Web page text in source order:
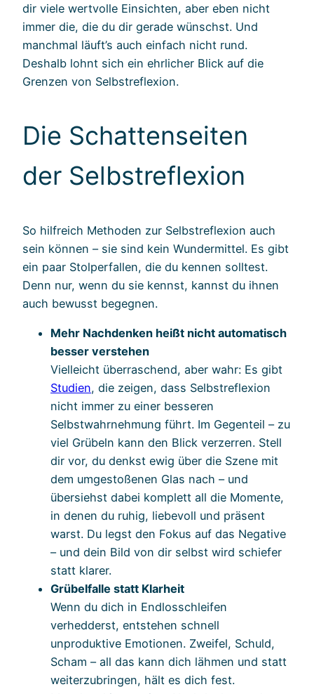
dir viele wertvolle Einsichten, aber eben nicht
immer die, die du dir gerade wünschst. Und
manchmal läuft’s auch einfach nicht rund.
Deshalb lohnt sich ein ehrlicher Blick auf die
Grenzen von Selbstreflexion.
Die Schattenseiten
der Selbstreflexion
So hilfreich Methoden zur Selbstreflexion auch
sein können – sie sind kein Wundermittel. Es gibt
ein paar Stolperfallen, die du kennen solltest.
Denn nur, wenn du sie kennst, kannst du ihnen
auch bewusst begegnen.
Mehr Nachdenken heißt nicht automatisch
besser verstehen
Vielleicht überraschend, aber wahr: Es gibt
Studien, die zeigen, dass Selbstreflexion
nicht immer zu einer besseren
Selbstwahrnehmung führt. Im Gegenteil – zu
viel Grübeln kann den Blick verzerren. Stell
dir vor, du denkst ewig über die Szene mit
dem umgestoßenen Glas nach – und
übersiehst dabei komplett all die Momente,
in denen du ruhig, liebevoll und präsent
warst. Du legst den Fokus auf das Negative
– und dein Bild von dir selbst wird schiefer
statt klarer.
Grübelfalle statt Klarheit
Wenn du dich in Endlosschleifen
verhedderst, entstehen schnell
unproduktive Emotionen. Zweifel, Schuld,
Scham – all das kann dich lähmen und statt
weiterzubringen, hält es dich fest.